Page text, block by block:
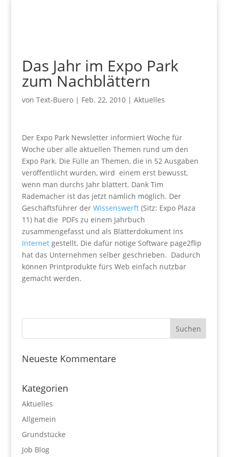
Das Jahr im Expo Park
zum Nachblättern
von Text-Buero| Feb. 22, 2010| Aktuelles
Der Expo Park Newsletter informiert Woche für
Woche über alle aktuellen Themen rund um den
Expo Park. Die Fülle an Themen, die in 52 Ausgaben
veröffentlicht wurden, wird einem erst bewusst,
wenn man durchs Jahr blättert. Dank Tim
Rademacher ist das jetzt nämlich möglich. Der
Geschäftsführer der Wissenswerft (Sitz: Expo Plaza
11) hat die PDFs zu einem Jahrbuch
zusammengefasst und als Blätterdokument ins
Internetgestellt. Die dafür nötige Software page2flip
hat das Unternehmen selber geschrieben. Dadurch
können Printprodukte fürs Web einfach nutzbar
gemacht werden.
Neueste Kommentare
Kategorien
Aktuelles
Allgemein
Grundstücke
Job Blog